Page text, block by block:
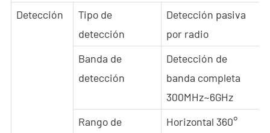
Detección
Tipo de
detección
Detección pasiva
por radio
Banda de
detección
Detección de
banda completa
300MHz~6GHz
Rango de
Horizontal 360°